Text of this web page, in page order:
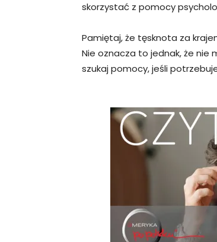
skorzystać z pomocy
Pamiętaj, że tęsknota za
Nie oznacza to jednak, że nie
szukaj pomocy, jeśli